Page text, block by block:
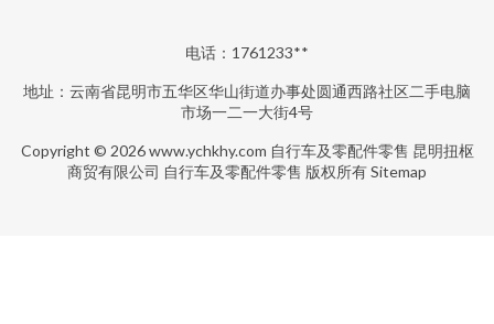
电话：1761233**
地址：云南省昆明市五华区华山街道办事处圆通西路社区二手电脑
市场一二一大街4号
Copyright © 2026www.ychkhy.com 自行车及零配件零售 昆明扭枢
商贸有限公司 自行车及零配件零售 版权所有Sitemap